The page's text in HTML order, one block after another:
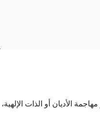
الأديان أو الذات الإلهية،